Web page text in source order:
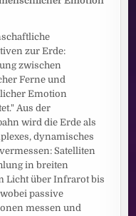
zur Erde:
zwischen
Ferne und
Emotion
Aus der
wird die Erde als
dynamisches
Satelliten
in breiten
Licht über Infrarot bis
passive
messen und